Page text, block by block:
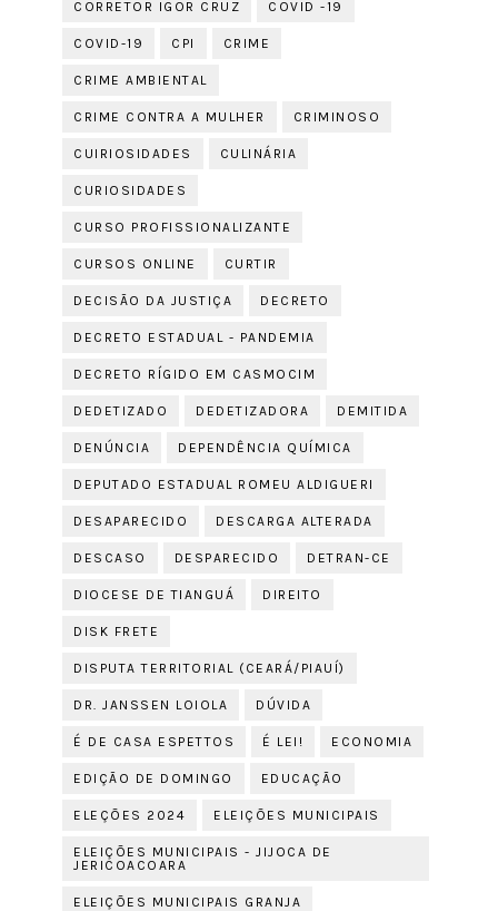
CORRETOR IGOR CRUZ COVID -19
COVID-19 CPI CRIME
CRIME AMBIENTAL
CRIME CONTRA A MULHER CRIMINOSO
CUIRIOSIDADES CULINÁRIA
CURIOSIDADES
CURSO PROFISSIONALIZANTE
CURSOS ONLINE CURTIR
DECISÃO DA JUSTIÇA DECRETO
DECRETO ESTADUAL - PANDEMIA
DECRETO RÍGIDO EM CASMOCIM
DEDETIZADO DEDETIZADORA DEMITIDA
DENÚNCIA DEPENDÊNCIA QUÍMICA
DEPUTADO ESTADUAL ROMEU ALDIGUERI
DESAPARECIDO DESCARGA ALTERADA
DESCASO DESPARECIDO DETRAN-CE
DIOCESE DE TIANGUÁ DIREITO
DISK FRETE
DISPUTA TERRITORIAL (CEARÁ/PIAUÍ)
DR. JANSSEN LOIOLA DÚVIDA
É DE CASA ESPETTOS É LEI! ECONOMIA
EDIÇÃO DE DOMINGO EDUCAÇÃO
ELEÇÕES 2024 ELEIÇÕES MUNICIPAIS
ELEIÇÕES MUNICIPAIS - JIJOCA DE
JERICOACOARA
ELEIÇÕES MUNICIPAIS GRANJA